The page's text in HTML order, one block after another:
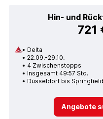
Hin- und
721
Delta
22.09.-29.10.
4 Zwischenstopps
Insgesamt 49:57 Std.
Düsseldorf bis Springfield
Angebote